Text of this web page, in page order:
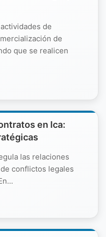
de
de
que se realicen
en Ica:
las relaciones
conflictos legales